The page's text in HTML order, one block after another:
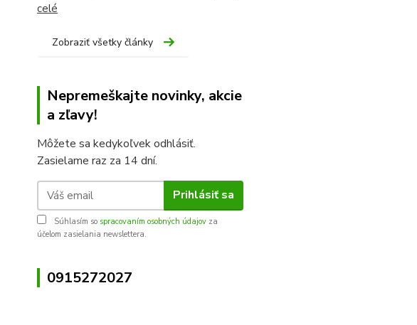
celé
Zobraziť všetky články
Nepremeškajte novinky, akcie
a zľavy!
Môžete sa kedykoľvek odhlásiť.
Zasielame raz za 14 dní.
Prihlásiť sa
Súhlasím so spracovaním osobných údajov za
účelom zasielania newslettera.
0915272027